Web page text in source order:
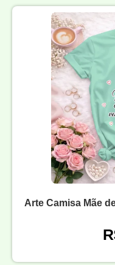
Arte Camisa Mãe